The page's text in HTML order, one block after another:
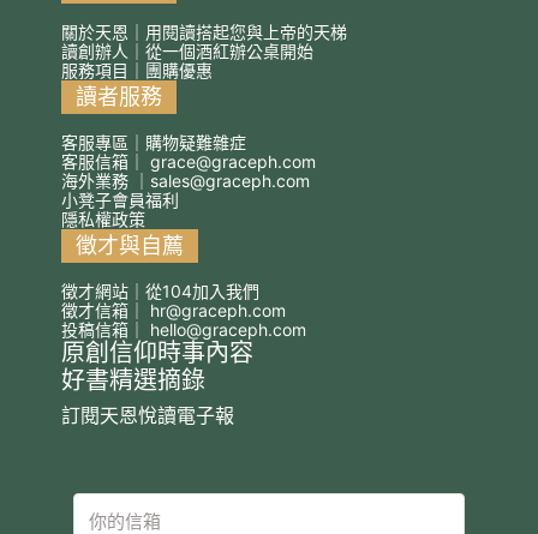
關於天恩｜用閱讀搭起您與上帝的天梯
讀創辦人｜從一個酒紅辦公桌開始
服務項目｜團購優惠
讀者服務
客服專區｜購物疑難雜症
客服信箱｜ grace@graceph.com
海外業務 ｜ sales@graceph.com
小凳子會員福利
隱私權政策
徵才與自薦
徵才網站｜從104加入我們
徵才信箱｜ hr@graceph.com
投稿信箱｜ hello@graceph.com
原創信仰時事內容
好書精選摘錄
訂閱天恩悅讀電子報